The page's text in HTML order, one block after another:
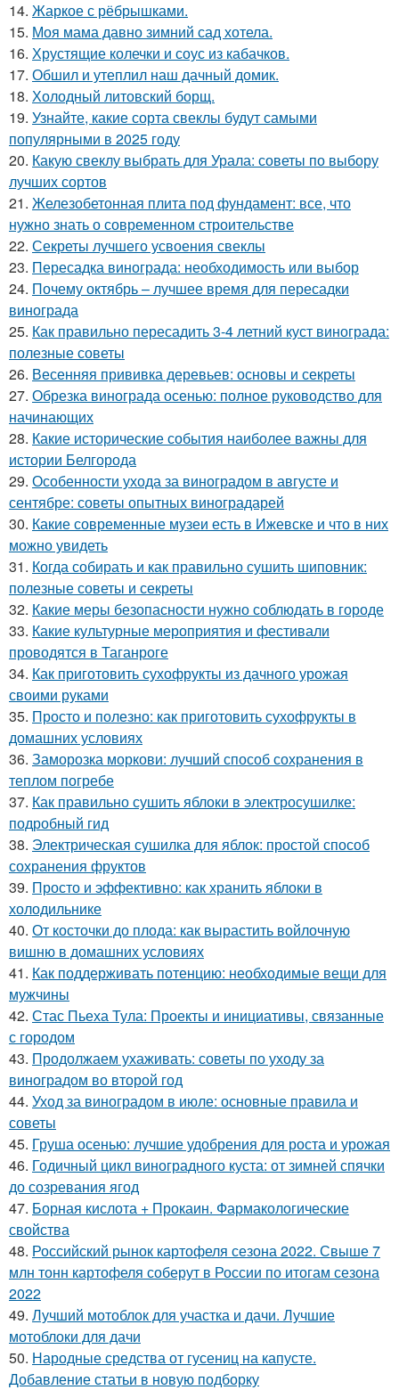
14. Жаркое с рёбрышками.
15. Моя мама давно зимний сад хотела.
16. Хрустящие колечки и соус из кабачков.
17. Обшил и утеплил наш дачный домик.
18. Холодный литовский борщ.
19. Узнайте, какие сорта свеклы будут самыми
популярными в 2025 году
20. Какую свеклу выбрать для Урала: советы по выбору
лучших сортов
21. Железобетонная плита под фундамент: все, что
нужно знать о современном строительстве
22. Секреты лучшего усвоения свеклы
23. Пересадка винограда: необходимость или выбор
24. Почему октябрь – лучшее время для пересадки
винограда
25. Как правильно пересадить 3-4 летний куст винограда:
полезные советы
26. Весенняя прививка деревьев: основы и секреты
27. Обрезка винограда осенью: полное руководство для
начинающих
28. Какие исторические события наиболее важны для
истории Белгорода
29. Особенности ухода за виноградом в августе и
сентябре: советы опытных виноградарей
30. Какие современные музеи есть в Ижевске и что в них
можно увидеть
31. Когда собирать и как правильно сушить шиповник:
полезные советы и секреты
32. Какие меры безопасности нужно соблюдать в городе
33. Какие культурные мероприятия и фестивали
проводятся в Таганроге
34. Как приготовить сухофрукты из дачного урожая
своими руками
35. Просто и полезно: как приготовить сухофрукты в
домашних условиях
36. Заморозка моркови: лучший способ сохранения в
теплом погребе
37. Как правильно сушить яблоки в электросушилке:
подробный гид
38. Электрическая сушилка для яблок: простой способ
сохранения фруктов
39. Просто и эффективно: как хранить яблоки в
холодильнике
40. От косточки до плода: как вырастить войлочную
вишню в домашних условиях
41. Как поддерживать потенцию: необходимые вещи для
мужчины
42. Стас Пьеха Тула: Проекты и инициативы, связанные
с городом
43. Продолжаем ухаживать: советы по уходу за
виноградом во второй год
44. Уход за виноградом в июле: основные правила и
советы
45. Груша осенью: лучшие удобрения для роста и урожая
46. Годичный цикл виноградного куста: от зимней спячки
до созревания ягод
47. Борная кислота + Прокаин. Фармакологические
свойства
48. Российский рынок картофеля сезона 2022. Свыше 7
млн тонн картофеля соберут в России по итогам сезона
2022
49. Лучший мотоблок для участка и дачи. Лучшие
мотоблоки для дачи
50. Народные средства от гусениц на капусте.
Добавление статьи в новую подборку